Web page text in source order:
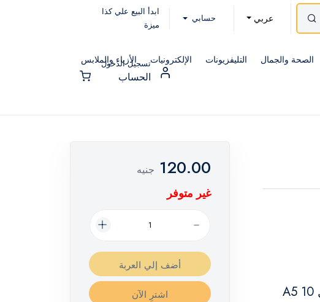
عربي حسابي
ابدأ البيع علي كذا
ميزة
الصحة والجمال التليفزيونات الإلكترونيات الأزياء والملابس
تسجيل الدخول
الحساب
يمكنك اختيار الحجم من الإصدار الأول A5 10
120.00 جنيه
غير متوفر
أضف إلي العربة
اشترِ الآن